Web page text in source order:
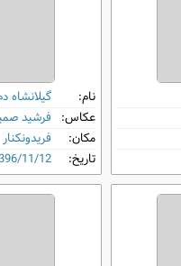
نام:
گیلانشاه
عکاس: فرشید
مکان:
فریدونکنار
تاریخ:
11/12